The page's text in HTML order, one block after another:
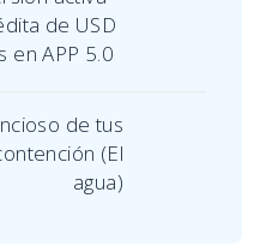
de USD
en APP 5.0
de tus
(El
agua)